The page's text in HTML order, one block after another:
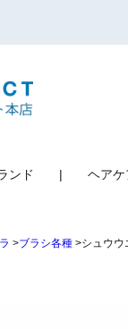
ンド ヘアケ
ブラシ各種 シュウウ